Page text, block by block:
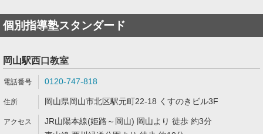
個別指導塾スタンダード
岡山駅西口教室
0120-747-818
岡山県岡山市北区駅元町22-18 くすのきビル3F
JR山陽本線(姫路～岡山) 岡山より 徒歩 約3分